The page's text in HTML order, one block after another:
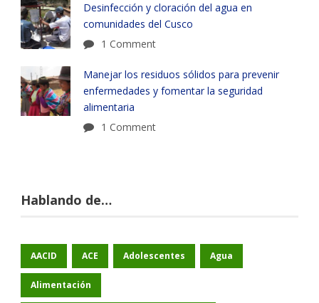
Desinfección y cloración del agua en
comunidades del Cusco
1 Comment
Manejar los residuos sólidos para prevenir
enfermedades y fomentar la seguridad
alimentaria
1 Comment
Hablando de…
AACID ACE Adolescentes Agua
Alimentación